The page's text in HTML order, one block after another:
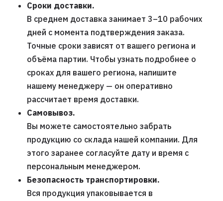
Сроки доставки.
В среднем доставка занимает 3–10 рабочих
дней с момента подтверждения заказа.
Точные сроки зависят от вашего региона и
объёма партии. Чтобы узнать подробнее о
сроках для вашего региона, напишите
нашему менеджеру — он оперативно
рассчитает время доставки.
Самовывоз.
Вы можете самостоятельно забрать
продукцию со склада нашей компании. Для
этого заранее согласуйте дату и время с
персональным менеджером.
Безопасность транспортировки.
Вся продукция упаковывается в